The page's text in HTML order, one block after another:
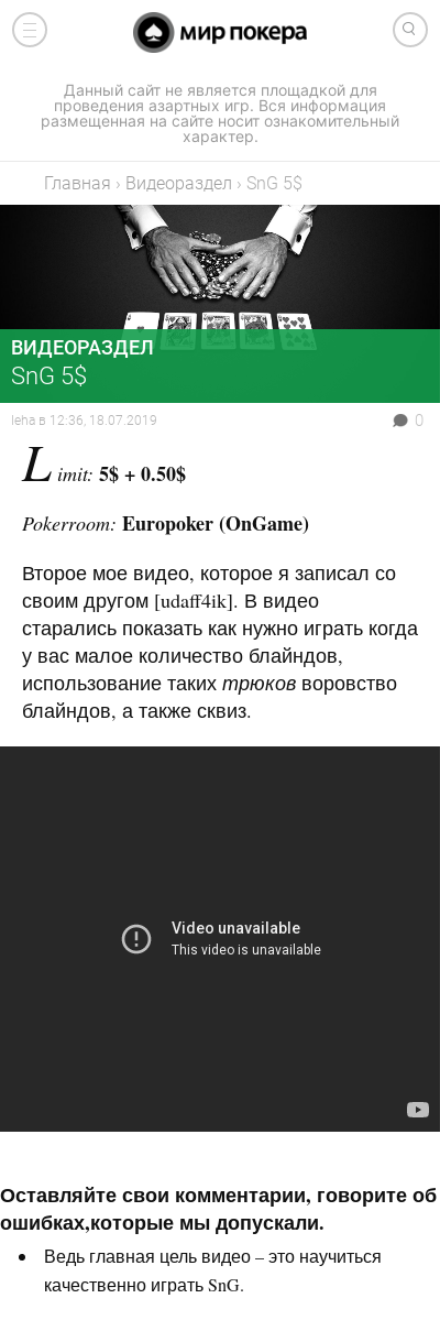
Данный сайт не является площадкой для
проведения азартных игр. Вся информация
размещенная на сайте носит ознакомительный
характер.
Главная › Видеораздел › SnG 5$
ВИДЕОРАЗДЕЛ
SnG 5$
leha в 12:36, 18.07.2019 0
L imit: 5$ + 0.50$
Pokerroom: Europoker (OnGame)
Второе мое видео, которое я записал со
своим другом [udaff4ik]. В видео
старались показать как нужно играть когда
у вас малое количество блайндов,
использование таких трюков воровство
блайндов, а также сквиз.
Оставляйте свои комментарии, говорите об
ошибках,которые мы допускали.
Ведь главная цель видео – это научиться
качественно играть SnG.